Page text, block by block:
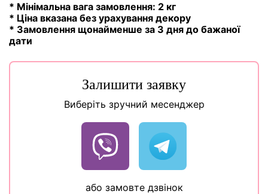
* Мінімальна вага замовлення: 2 кг
* Ціна вказана без урахування декору
* Замовлення щонайменше за 3 дня до бажаної
дати
Залишити заявку
Виберіть зручний месенджер
або замовте дзвінок